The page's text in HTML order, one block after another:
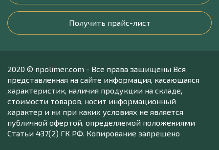
Получить прайс-лист
2020 © npolimer.com - Все права защищены Вся
представленная на сайте информация, касающаяся
характеристик, наличия продукции на складе,
стоимости товаров, носит информационный
характер и ни при каких условиях не является
публичной офертой, определяемой положениями
Статьи 437(2) ГК РФ. Копирование запрещено